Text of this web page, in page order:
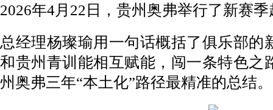
2026年4月22日，贵州奥弗举行了新赛
总经理杨璨瑜用一句话概括了俱乐部的
和贵州青训能相互赋能，闯一条特色之
州奥弗三年“本土化”路径最精准的总结。